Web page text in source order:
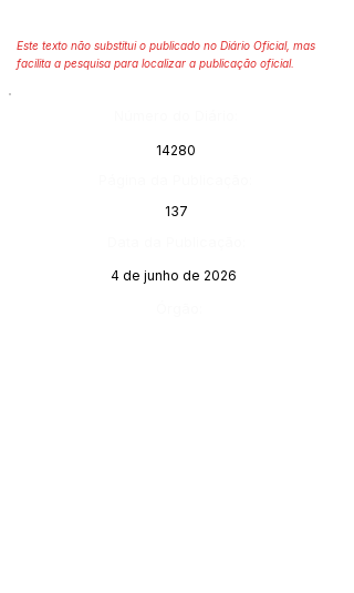
Este texto não substitui o publicado no Diário Oficial, mas
facilita a pesquisa para localizar a publicação oficial.
14280
137
4 de junho de 2026